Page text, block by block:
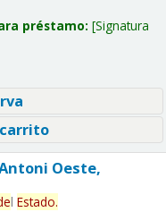
préstamo: Signatura
Oeste,
l Estado.